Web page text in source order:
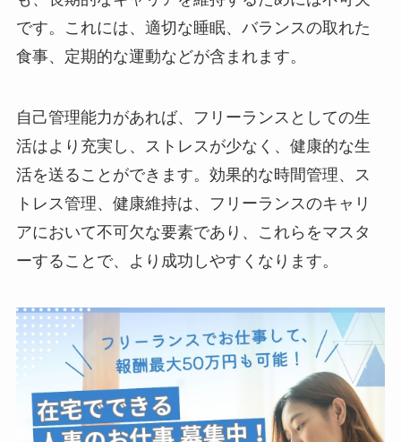
です。これには、適切な睡眠、バランスの取れた
食事、定期的な運動などが含まれます。
自己管理能力があれば、フリーランスとしての生
活はより充実し、ストレスが少なく、健康的な生
活を送ることができます。効果的な時間管理、ス
トレス管理、健康維持は、フリーランスのキャリ
アにおいて不可欠な要素であり、これらをマスタ
ーすることで、より成功しやすくなります。